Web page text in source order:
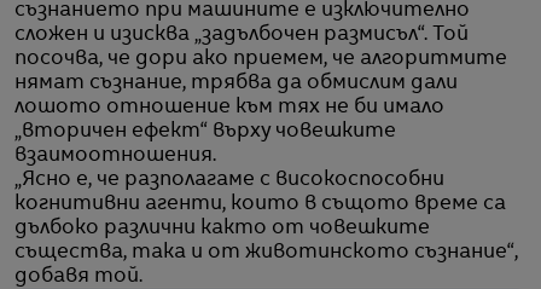
съзнанието при машините е изключително
сложен и изисква „задълбочен размисъл“. Той
посочва, че дори ако приемем, че алгоритмите
нямат съзнание, трябва да обмислим дали
лошото отношение към тях не би имало
„вторичен ефект“ върху човешките
взаимоотношения.
„Ясно е, че разполагаме с високоспособни
когнитивни агенти, които в същото време са
дълбоко различни както от човешките
същества, така и от животинското съзнание“,
добавя той.